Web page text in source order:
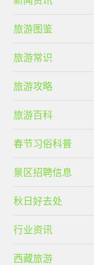
旅游图鉴
旅游常识
旅游攻略
旅游百科
春节习俗科普
景区招聘信息
秋日好去处
行业资讯
西藏旅游